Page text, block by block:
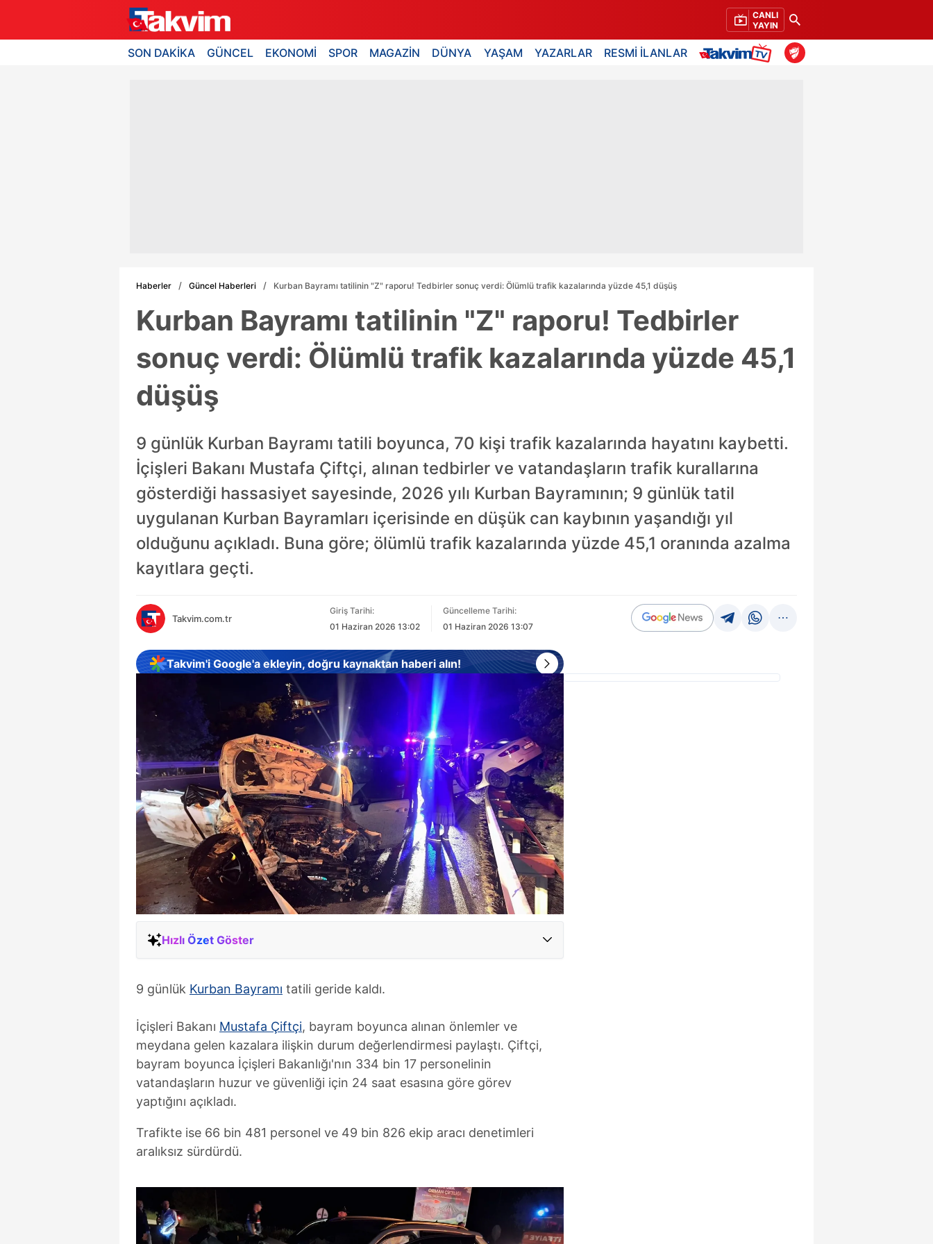
CANLI
YAYIN
SON DAKİKA GÜNCEL EKONOMİ SPOR MAGAZİN DÜNYA YAŞAM YAZARLAR RESMİ İLANLAR
Haberler Güncel Haberleri Kurban Bayramı tatilinin "Z" raporu! Tedbirler sonuç verdi: Ölümlü trafik kazalarında yüzde 45,1 düşüş
Kurban Bayramı tatilinin "Z" raporu! Tedbirler
sonuç verdi: Ölümlü trafik kazalarında yüzde 45,1
düşüş
9 günlük Kurban Bayramı tatili boyunca, 70 kişi trafik kazalarında hayatını kaybetti.
İçişleri Bakanı Mustafa Çiftçi, alınan tedbirler ve vatandaşların trafik kurallarına
gösterdiği hassasiyet sayesinde, 2026 yılı Kurban Bayramının; 9 günlük tatil
uygulanan Kurban Bayramları içerisinde en düşük can kaybının yaşandığı yıl
olduğunu açıkladı. Buna göre; ölümlü trafik kazalarında yüzde 45,1 oranında azalma
kayıtlara geçti.
Takvim.com.tr
Giriş Tarihi:
01 Haziran 2026 13:02
Güncelleme Tarihi:
01 Haziran 2026 13:07
Takvim'i Google'a ekleyin, doğru kaynaktan haberi alın!
Hızlı Özet Göster
9 günlük Kurban Bayramı tatili geride kaldı.
İçişleri Bakanı Mustafa Çiftçi, bayram boyunca alınan önlemler ve
meydana gelen kazalara ilişkin durum değerlendirmesi paylaştı. Çiftçi,
bayram boyunca İçişleri Bakanlığı'nın 334 bin 17 personelinin
vatandaşların huzur ve güvenliği için 24 saat esasına göre görev
yaptığını açıkladı.
Trafikte ise 66 bin 481 personel ve 49 bin 826 ekip aracı denetimleri
aralıksız sürdürdü.